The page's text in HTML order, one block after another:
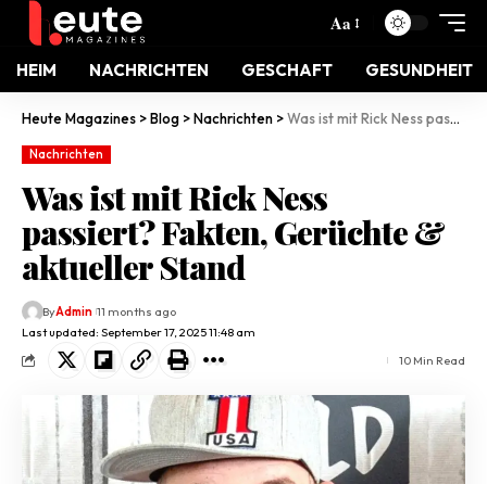
Aa
HEIM NACHRICHTEN GESCHAFT GESUNDHEIT
Heute Magazines >Blog >Nachrichten >Was ist mit Rick Ness passiert? Fakten, Gerüchte & aktueller Stand
Nachrichten
Was ist mit Rick Ness
passiert? Fakten, Gerüchte &
aktueller Stand
Last updated: September 17, 2025 11:48 am
ByAdmin 11 months ago
10 Min Read